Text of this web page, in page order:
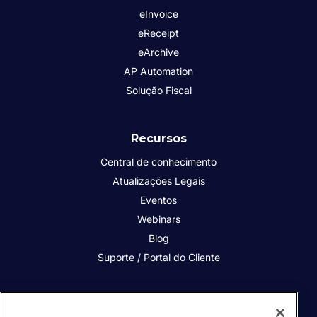
eInvoice
eReceipt
eArchive
AP Automation
Solução Fiscal
Recursos
Central de conhecimento
Atualizações Legais
Eventos
Webinars
Blog
Suporte / Portal do Cliente